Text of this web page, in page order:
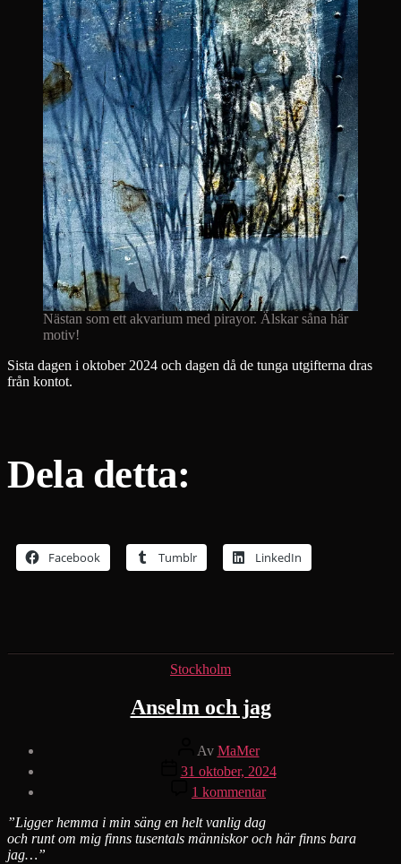
Nästan som ett akvarium med pirayor. Älskar såna här
motiv!
Sista dagen i oktober 2024 och dagen då de tunga utgifterna dras
från kontot.
Dela detta:
Facebook Tumblr LinkedIn
Kategorier
Stockholm
Anselm och jag
Inläggsförfattare
Av MaMer
Inläggsdatum
31 oktober, 2024
1 kommentartill
Anselm
och
jag
”Ligger hemma i min säng en helt vanlig dag
och runt om mig finns tusentals människor och här finns bara
jag…”